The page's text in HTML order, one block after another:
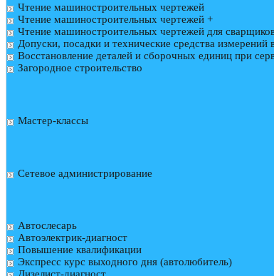
Чтение машиностроительных чертежей
Чтение машиностроительных чертежей +
Чтение машиностроительных чертежей для
Допуски, посадки и технические средства
Восстановление деталей и сборочных единиц при
Загородное строительство
Мастер-классы
Сетевое администрирование
Автослесарь
Автоэлектрик-диагност
Повышение квалификации
Экспресс курс выходного дня (автолюбитель)